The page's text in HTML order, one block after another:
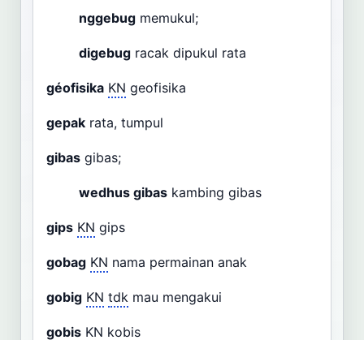
nggebug memukul;
digebug racak dipukul rata
géofisika KN geofisika
gepak rata, tumpul
gibas gibas;
wedhus gibas kambing gibas
gips KN gips
gobag KN nama permainan anak
gobig KN tdk mau mengakui
gobis KN kobis